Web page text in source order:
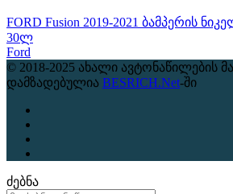
FORD Fusion 2019-2021 ბამპერის
30ლ
Ford
© 2018-2025 ახალი ავტონაწილების
დამზადებულია BESRICH.Net-ში
ძებნა